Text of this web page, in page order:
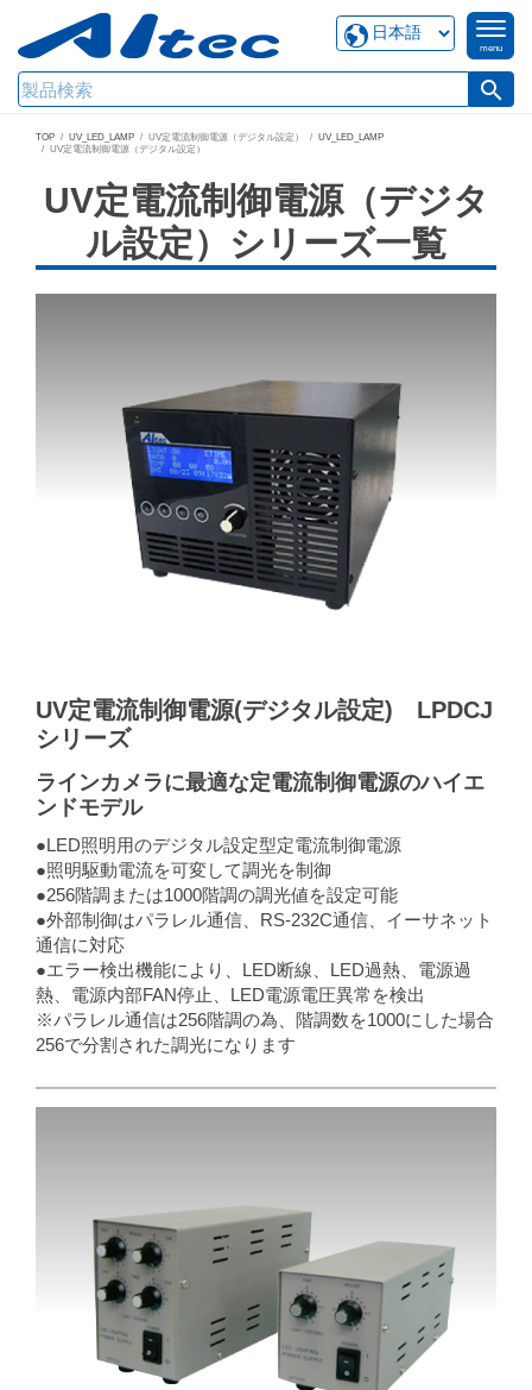
menu
search
TOP UV_LED_LAMP UV定電流制御電源（デジタル設定）
UV_LED_LAMP
UV定電流制御電源（デジタル設定）
UV定電流制御電源（デジタ
ル設定）シリーズ一覧
UV定電流制御電源(デジタル設定) LPDCJ
シリーズ
ラインカメラに最適な定電流制御電源のハイエ
ンドモデル
●LED照明用のデジタル設定型定電流制御電源
●照明駆動電流を可変して調光を制御
●256階調または1000階調の調光値を設定可能
●外部制御はパラレル通信、RS-232C通信、イーサネット
通信に対応
●エラー検出機能により、LED断線、LED過熱、電源過
熱、電源内部FAN停止、LED電源電圧異常を検出
※パラレル通信は256階調の為、階調数を1000にした場合
256で分割された調光になります